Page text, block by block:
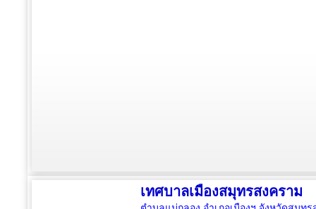
เทศบาลเมืองสมุทรสงคราม